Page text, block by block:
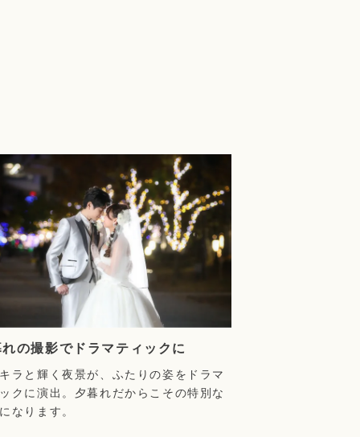
の撮影でドラマティックに
ラと輝く夜景が、ふたりの姿をドラマ
クに演出。夕暮れだからこその特別な
なります。